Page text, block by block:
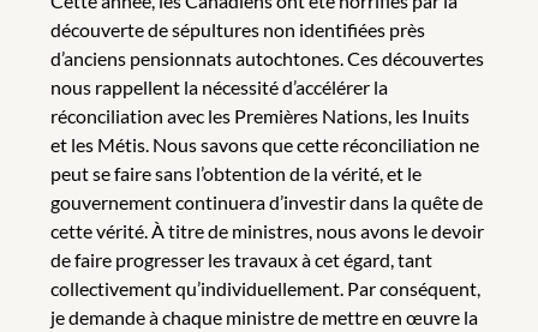
découverte de sépultures non identifiées près
d’anciens pensionnats autochtones. Ces découvertes
nous rappellent la nécessité d’accélérer la
réconciliation avec les Premières Nations, les Inuits
et les Métis. Nous savons que cette réconciliation ne
peut se faire sans l’obtention de la vérité, et le
gouvernement continuera d’investir dans la quête de
cette vérité. À titre de ministres, nous avons le devoir
de faire progresser les travaux à cet égard, tant
collectivement qu’individuellement. Par conséquent,
je demande à chaque ministre de mettre en œuvre la